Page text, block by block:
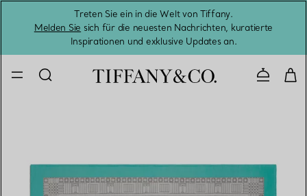
Treten Sie ein in die Welt von Tiffany.
Melden Sie sich für die neuesten Nachrichten, kuratierte
Inspirationen und exklusive Updates an.